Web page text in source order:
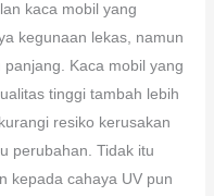
kaca mobil yang
kegunaan lekas, namun
Kaca mobil yang
tinggi tambah lebih
resiko kerusakan
perubahan. Tidak itu
kepada cahaya UV pun